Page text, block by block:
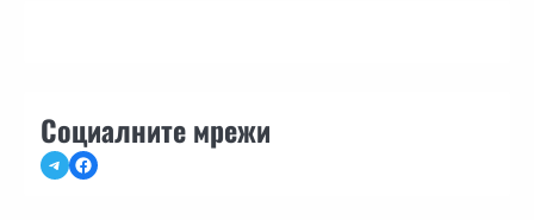
Социалните мрежи
TelegramFacebook